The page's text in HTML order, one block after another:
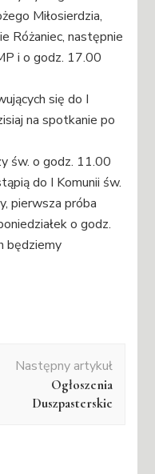
Miłosierdzia,
Różaniec, następnie
i o godz. 17.00
się do I
na spotkanie po
św. o godz. 11.00
do I Komunii św.
pierwsza próba
o godz.
będziemy
Następny artykuł
Ogłoszenia
Duszpasterskie